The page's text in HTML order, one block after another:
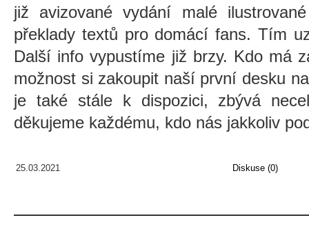
již avizované vydání malé
překlady textů pro domácí fans. Tím
Další info vypustíme již brzy. Kdo má
možnost si zakoupit naší první desku
je také stále k dispozici, zbývá
děkujeme každému, kdo nás jakkoliv
25.03.2021 Diskuse (0)